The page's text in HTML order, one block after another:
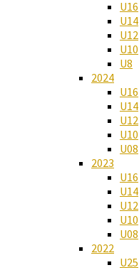
U16
U14
U12
U10
U8
2024
U16
U14
U12
U10
U08
2023
U16
U14
U12
U10
U08
2022
U25